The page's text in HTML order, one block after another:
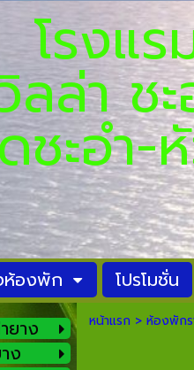
แร
ล
ดชะ
ห้องพัก โปรโมชั่น
ยาง
ง
หน้าแรก> ห้องพักร